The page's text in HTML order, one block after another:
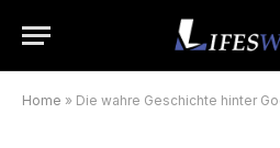
Home » Die wahre Geschichte hinter Good